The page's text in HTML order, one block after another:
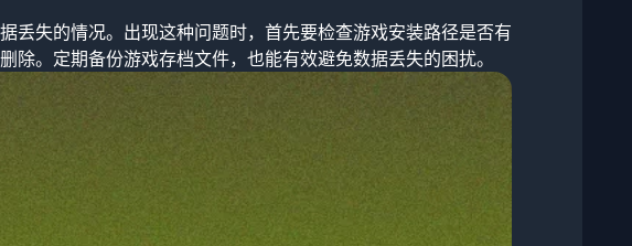
丢失的情况。出现这种问题时，首先要检查游戏安装路径是否有
。定期备份游戏存档文件，也能有效避免数据丢失的困扰。